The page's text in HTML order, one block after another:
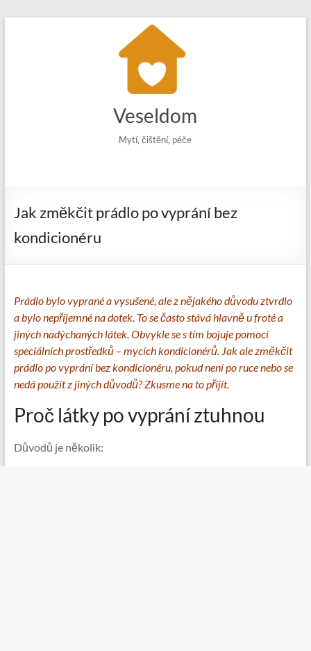
Veseldom
Mytí, čištění, péče
Jak změkčit prádlo po vyprání bez
kondicionéru
Prádlo bylo vyprané a vysušené, ale z nějakého důvodu ztvrdlo
a bylo nepříjemné na dotek. To se často stává hlavně u froté a
jiných nadýchaných látek. Obvykle se s tím bojuje pomocí
speciálních prostředků – mycích kondicionérů. Jak ale změkčit
prádlo po vyprání bez kondicionéru, pokud není po ruce nebo se
nedá použít z jiných důvodů? Zkusme na to přijít.
Proč látky po vyprání ztuhnou
Důvodů je několik: